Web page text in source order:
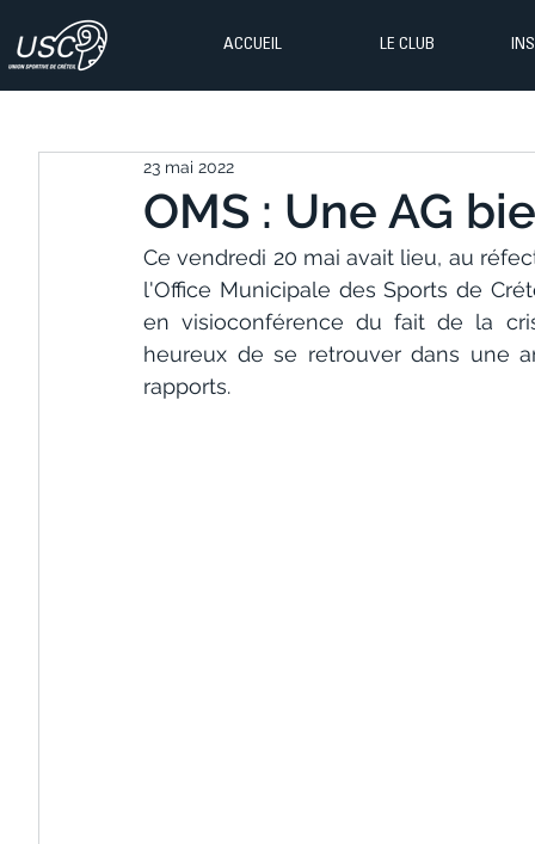
ACCUEIL LE CLUB
OMS : Une AG
23 mai 2022
Ce vendredi 20 mai avait lieu, au
l'Office Municipale des Sports de
en visioconférence du fait de la
heureux de se retrouver dans une
rapports.